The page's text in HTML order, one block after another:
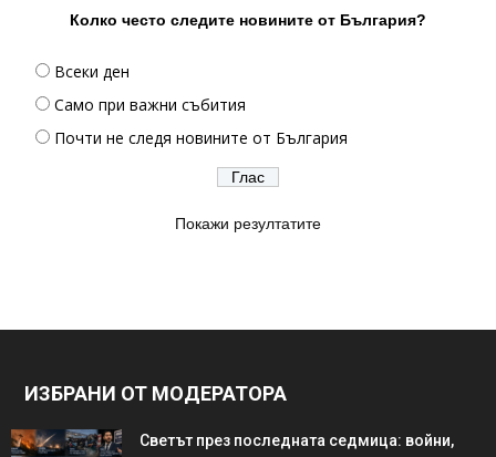
Колко често следите новините от България?
Всеки ден
Само при важни събития
Почти не следя новините от България
Покажи резултатите
ИЗБРАНИ ОТ МОДЕРАТОРА
Светът през последната седмица: войни,